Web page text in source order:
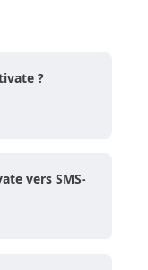
?
vers SMS-